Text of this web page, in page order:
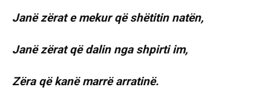
Janë zërat e mekur që shëtitin natën,
Janë zërat që dalin nga shpirti im,
Zëra që kanë marrë arratinë.